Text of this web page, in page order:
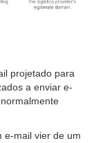
projetado para
a enviar e-
e-mail vier de um